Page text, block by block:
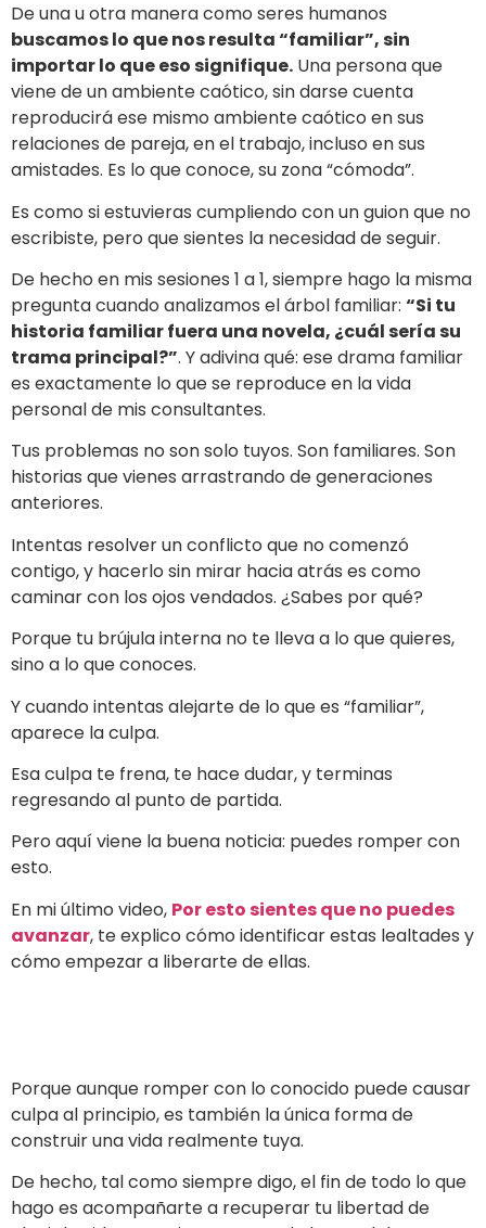
De una u otra manera como seres humanos
buscamos lo que nos resulta “familiar”, sin
importar lo que eso signifique. Una persona que
viene de un ambiente caótico, sin darse cuenta
reproducirá ese mismo ambiente caótico en sus
relaciones de pareja, en el trabajo, incluso en sus
amistades. Es lo que conoce, su zona “cómoda”.
Es como si estuvieras cumpliendo con un guion que no
escribiste, pero que sientes la necesidad de seguir.
De hecho en mis sesiones 1 a 1, siempre hago la misma
pregunta cuando analizamos el árbol familiar: “Si tu
historia familiar fuera una novela, ¿cuál sería su
trama principal?”. Y adivina qué: ese drama familiar
es exactamente lo que se reproduce en la vida
personal de mis consultantes.
Tus problemas no son solo tuyos. Son familiares. Son
historias que vienes arrastrando de generaciones
anteriores.
Intentas resolver un conflicto que no comenzó
contigo, y hacerlo sin mirar hacia atrás es como
caminar con los ojos vendados. ¿Sabes por qué?
Porque tu brújula interna no te lleva a lo que quieres,
sino a lo que conoces.
Y cuando intentas alejarte de lo que es “familiar”,
aparece la culpa.
Esa culpa te frena, te hace dudar, y terminas
regresando al punto de partida.
Pero aquí viene la buena noticia: puedes romper con
esto.
En mi último video, Por esto sientes que no puedes
avanzar, te explico cómo identificar estas lealtades y
cómo empezar a liberarte de ellas.
Porque aunque romper con lo conocido puede causar
culpa al principio, es también la única forma de
construir una vida realmente tuya.
De hecho, tal como siempre digo, el fin de todo lo que
hago es acompañarte a recuperar tu libertad de